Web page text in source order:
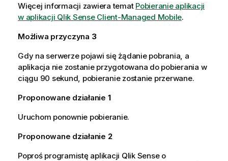
Więcej informacji zawiera temat Pobieranie aplikacji
w aplikacji Qlik Sense Client-Managed Mobile.
Możliwa przyczyna 3
Gdy na serwerze pojawi się żądanie pobrania, a
aplikacja nie zostanie przygotowana do pobierania w
ciągu 90 sekund, pobieranie zostanie przerwane.
Proponowane działanie 1
Uruchom ponownie pobieranie.
Proponowane działanie 2
Poproś programistę aplikacji Qlik Senseo